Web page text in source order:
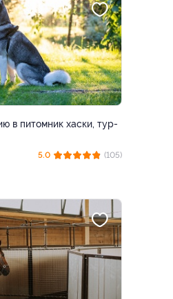
в питомник хаски, тур-
5.0 (105)